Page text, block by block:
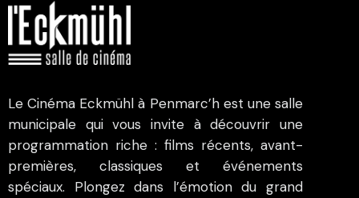
Le Cinéma Eckmühl à Penmarc’h est une salle
municipale qui vous invite à découvrir une
programmation riche : films récents, avant-
premières, classiques et événements
spéciaux. Plongez dans l’émotion du grand